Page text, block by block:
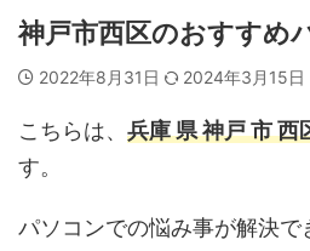
神戸市西区のおすすめ
2022年8月31日 2024年3月15日
こちらは、 兵庫 県 神戸 市 西
す。
パソコンでの悩み事が解決